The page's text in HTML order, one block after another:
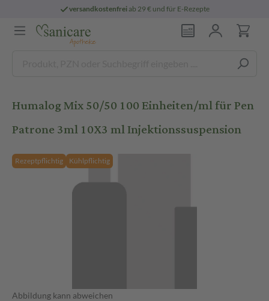
versandkostenfreiab 29 € und für E-Rezepte
Humalog Mix 50/50 100 Einheiten/ml für Pen
Patrone 3ml 10X3 ml Injektionssuspension
Rezeptpflichtig Kühlpflichtig
Abbildung kann abweichen